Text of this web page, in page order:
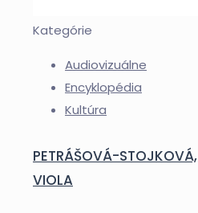
Kategórie
Audiovizuálne
Encyklopédia
Kultúra
PETRÁŠOVÁ-STOJKOVÁ,
VIOLA